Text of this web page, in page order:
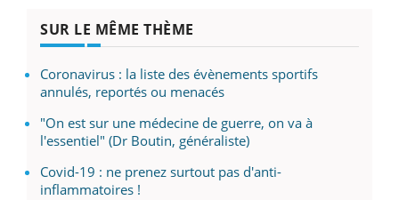
SUR LE MÊME THÈME
Coronavirus : la liste des évènements sportifs
annulés, reportés ou menacés
"On est sur une médecine de guerre, on va à
l'essentiel" (Dr Boutin, généraliste)
Covid-19 : ne prenez surtout pas d'anti-
inflammatoires !